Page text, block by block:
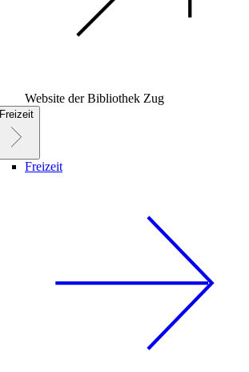
Website der Bibliothek Zug
Freizeit
Freizeit